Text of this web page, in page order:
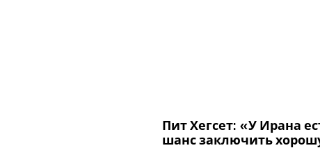
Пит Хегсет: «У Ирана
шанс заключить